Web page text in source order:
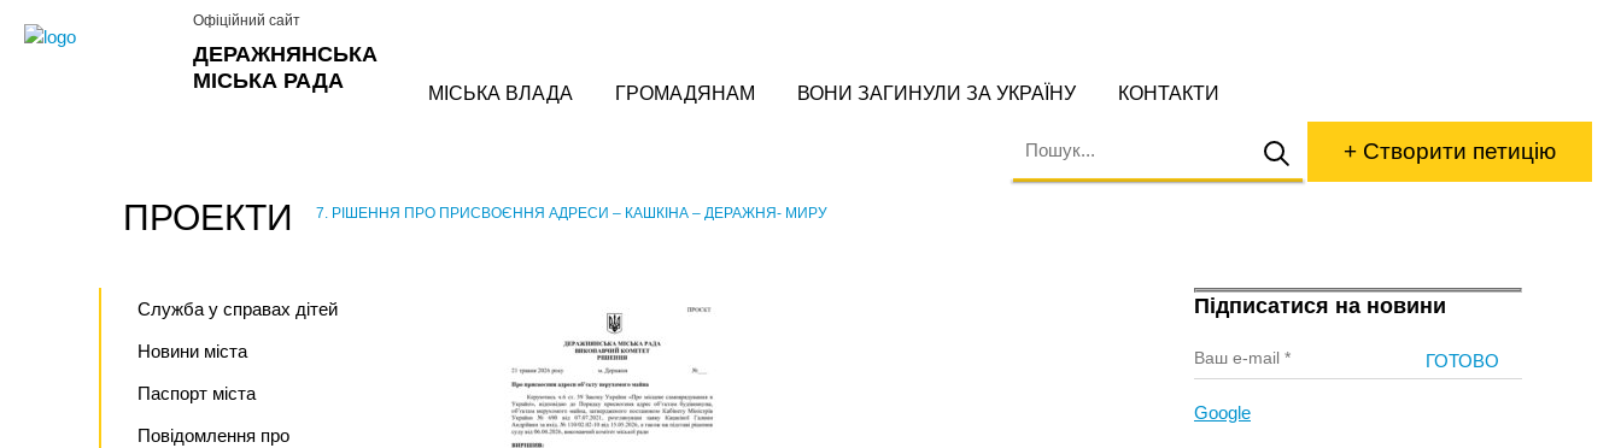
ДЕРАЖНЯНСЬКА
МІСЬКА РАДА
Офіційний сайт
МІСЬКА ВЛАДА ГРОМАДЯНАМ ВОНИ ЗАГИНУЛИ ЗА УКРАЇНУ КОНТАКТИ
+ Створити петицію
ПРОЕКТИ 7. РІШЕННЯ ПРО ПРИСВОЄННЯ АДРЕСИ – КАШКІНА – ДЕРАЖНЯ- МИРУ
Служба у справах дітей
Новини міста
Паспорт міста
Повідомлення про
Підписатися на новини
Google